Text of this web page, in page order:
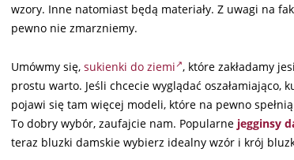
wzory. Inne natomiast będą materiały. Z uwagi na
pewno nie zmarzniemy.
Umówmy się, sukienki do ziemi , które zakładamy
prostu warto. Jeśli chcecie wyglądać oszałamiająco,
pojawi się tam więcej modeli, które na pewno spełnią
To dobry wybór, zaufajcie nam. Popularne jegginsy
teraz bluzki damskie wybierz idealny wzór i krój